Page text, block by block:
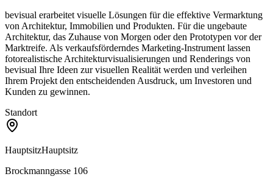
bevisual erarbeitet visuelle Lösungen für die effektive Vermarktung
von Architektur, Immobilien und Produkten. Für die ungebaute
Architektur, das Zuhause von Morgen oder den Prototypen vor der
Marktreife. Als verkaufsförderndes Marketing-Instrument lassen
fotorealistische Architekturvisualisierungen und Renderings von
bevisual Ihre Ideen zur visuellen Realität werden und verleihen
Ihrem Projekt den entscheidenden Ausdruck, um Investoren und
Kunden zu gewinnen.
Standort
HauptsitzHauptsitz
Brockmanngasse 106